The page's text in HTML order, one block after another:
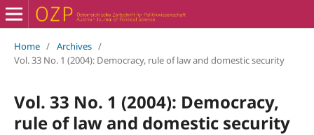
Home / Archives /
Vol. 33 No. 1 (2004): Democracy, rule of law and domestic security
Vol. 33 No. 1 (2004): Democracy,
rule of law and domestic security